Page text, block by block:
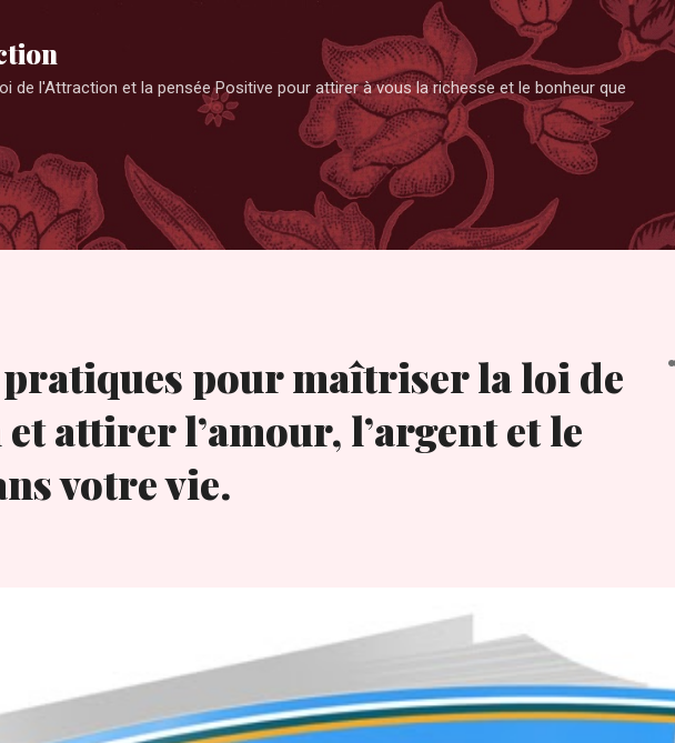
de l'Attraction et la pensée Positive pour attirer à vous la richesse et le bonheur que
pratiques pour maîtriser la loi de
attirer l’amour, l’argent et le
votre vie.